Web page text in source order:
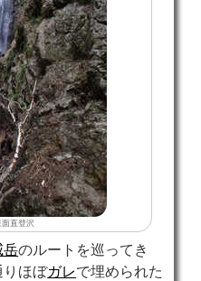
直登沢
岳のルートを巡ってき
りほぼガレで埋められた